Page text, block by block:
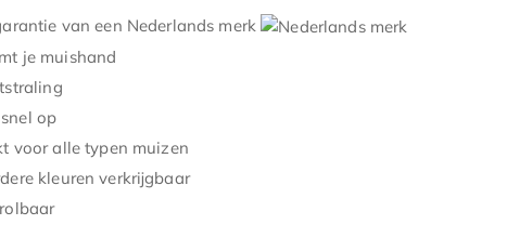
van een Nederlands merk
je muishand
op
voor alle typen muizen
kleuren verkrijgbaar